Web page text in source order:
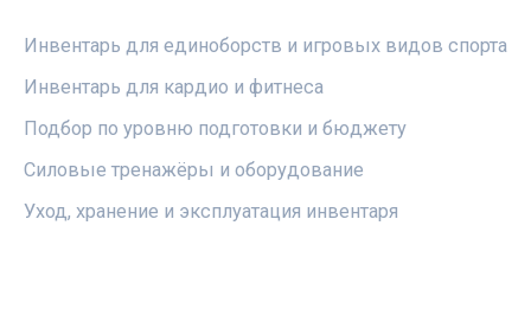
Инвентарь для единоборств и игровых видов спорта
Инвентарь для кардио и фитнеса
Подбор по уровню подготовки и бюджету
Силовые тренажёры и оборудование
Уход, хранение и эксплуатация инвентаря